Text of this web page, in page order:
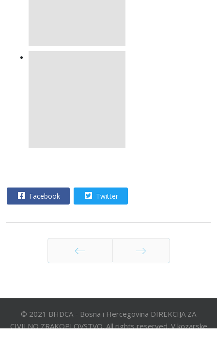
Facebook Twitter
© 2021 BHDCA - Bosna i Hercegovina DIREKCIJA ZA
CIVILNO ZRAKOPLOVSTVO. All rights reserved. V kozarske